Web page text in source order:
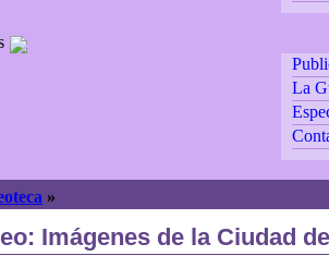
La
»
Imágenes de la Ciudad